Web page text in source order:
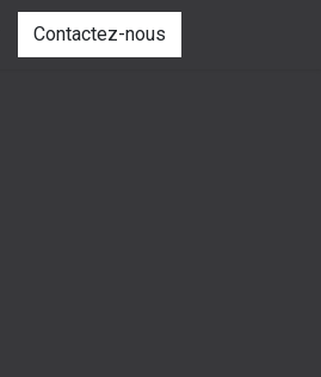
Contactez-nous